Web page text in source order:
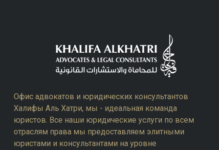
Офис адвокатов и юридических консультантов
Халифы Аль Хатри, мы - идеальная команда
юристов. Все наши юридические услуги по всем
отраслям права мы предоставляем элитными
юристами и консультантами на уровне